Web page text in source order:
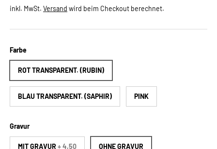
inkl. MwSt. Versand wird beim Checkout berechnet.
Farbe
ROT TRANSPARENT. (RUBIN)
BLAU TRANSPARENT. (SAPHIR) PINK
Gravur
MIT GRAVUR + 4,50 OHNE GRAVUR